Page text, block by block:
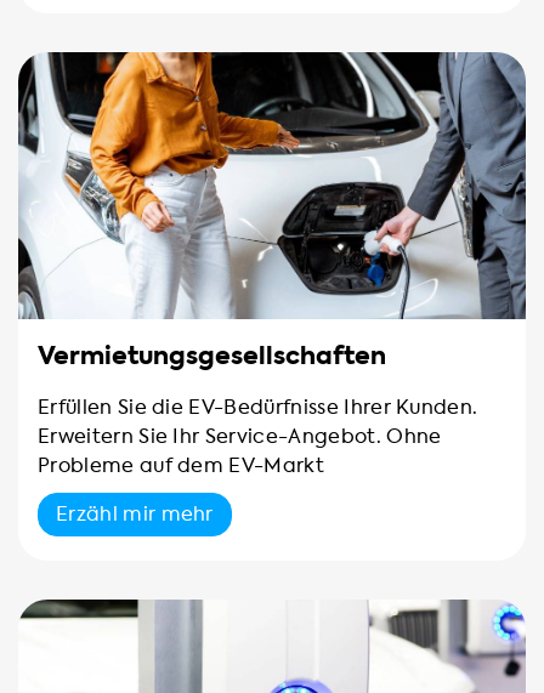
Vermietungsgesellschaften
Erfüllen Sie die EV-Bedürfnisse Ihrer Kunden.
Erweitern Sie Ihr Service-Angebot. Ohne
Probleme auf dem EV-Markt
Erzähl mir mehr